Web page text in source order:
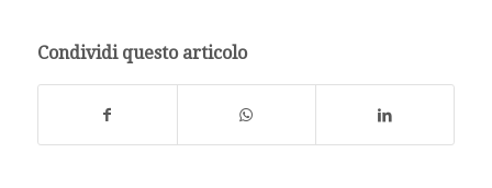
Condividi questo articolo